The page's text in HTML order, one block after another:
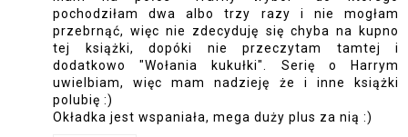
pochodziłam dwa albo trzy razy i nie mogłam
przebrnąć, więc nie zdecyduję się chyba na kupno
tej książki, dopóki nie przeczytam tamtej i
dodatkowo "Wołania kukułki". Serię o Harrym
uwielbiam, więc mam nadzieję że i inne książki
polubię :)
Okładka jest wspaniała, mega duży plus za nią :)